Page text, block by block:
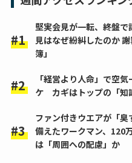
堅実会見が一転、終盤
見はなぜ紛糾したのか
簿」
「経営より人命」で空
ケ カギはトップの「知
ファン付きウエアが「
備えたワークマン、
は「周囲への配慮」か